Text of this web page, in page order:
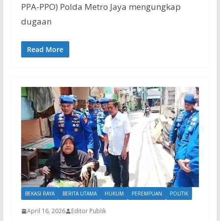
PPA-PPO) Polda Metro Jaya mengungkap
dugaan
Read More
BEKASI RAYA BERITA UTAMA HUKUM PEREMPUAN POLITIK
April 16, 2026 Editor Publik